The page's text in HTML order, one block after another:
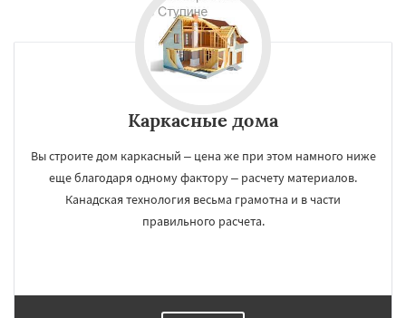
Каркасные дома
Вы строите дом каркасный – цена же при этом намного ниже
еще благодаря одному фактору – расчету материалов.
Канадская технология весьма грамотна и в части
правильного расчета.